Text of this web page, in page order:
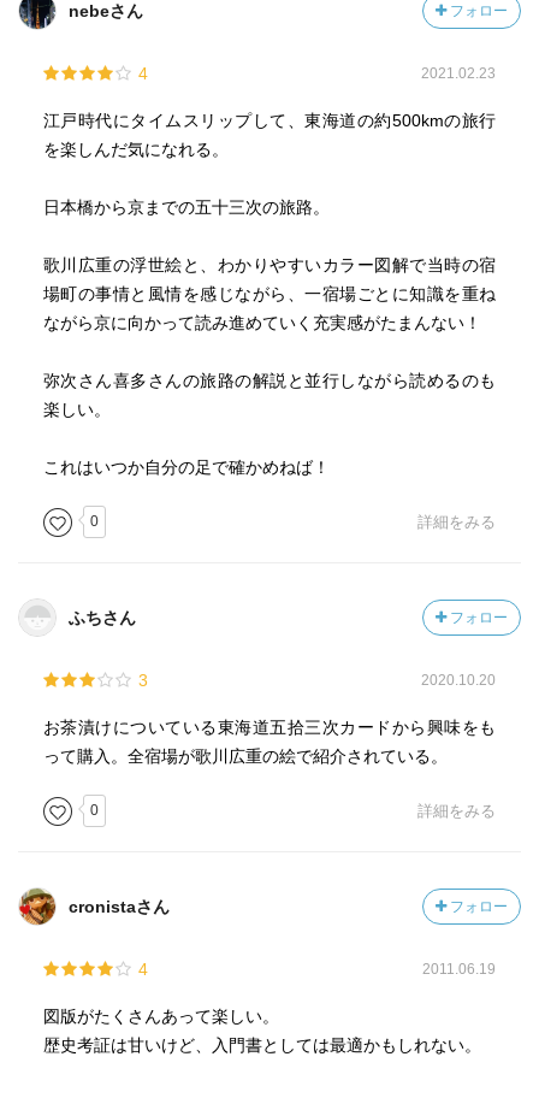
nebeさん フォロー
4 2021.02.23
江戸時代にタイムスリップして、東海道の約500kmの旅行
を楽しんだ気になれる。
日本橋から京までの五十三次の旅路。
歌川広重の浮世絵と、わかりやすいカラー図解で当時の宿
場町の事情と風情を感じながら、一宿場ごとに知識を重ね
ながら京に向かって読み進めていく充実感がたまんない！
弥次さん喜多さんの旅路の解説と並行しながら読めるのも
楽しい。
これはいつか自分の足で確かめねば！
0 詳細をみる
ふちさん フォロー
3 2020.10.20
お茶漬けについている東海道五拾三次カードから興味をも
って購入。全宿場が歌川広重の絵で紹介されている。
0 詳細をみる
cronistaさん フォロー
4 2011.06.19
図版がたくさんあって楽しい。
歴史考証は甘いけど、入門書としては最適かもしれない。